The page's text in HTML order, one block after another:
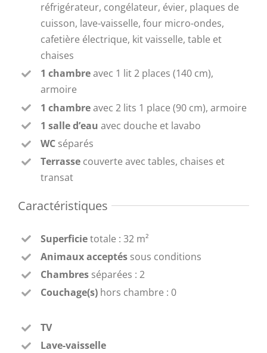
réfrigérateur, congélateur, évier, plaques de
cuisson, lave-vaisselle, four micro-ondes,
cafetière électrique, kit vaisselle, table et
chaises
1 chambreavec 1 lit 2 places (140 cm),
armoire
1 chambreavec 2 lits 1 place (90 cm), armoire
1 salle d’eau avec douche et lavabo
WC séparés
Terrasse couverte avec tables, chaises et
transat
Caractéristiques
Superficietotale : 32 m²
Animaux acceptés sous conditions
Chambres séparées : 2
Couchage(s) hors chambre : 0
TV
Lave-vaisselle